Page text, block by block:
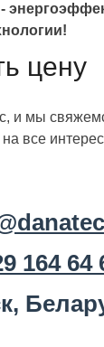
цену
и мы
на все
164 64